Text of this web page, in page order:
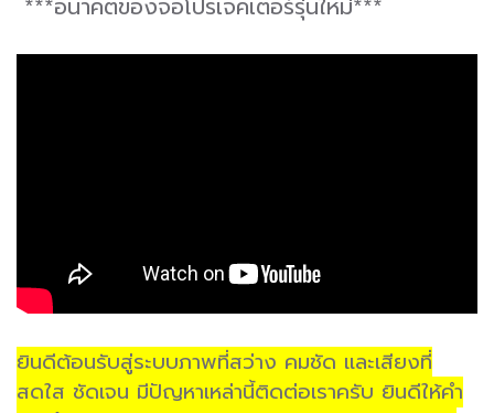
ยินดีต้อนรับสู่ระบบภาพที่สว่าง คมชัด และเสียงที่
สดใส ชัดเจน มีปัญหาเหล่านี้ติดต่อเราครับ ยินดีให้คำ